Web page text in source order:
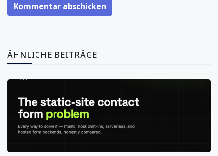
Kommentar abschicken
ÄHNLICHE BEITRÄGE